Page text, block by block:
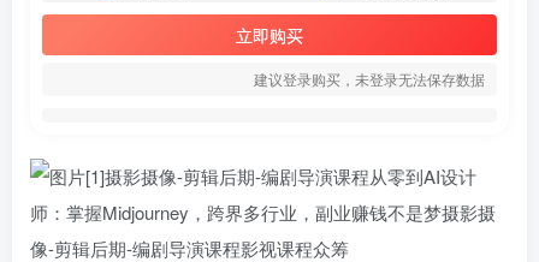
立即购买
建议登录购买，未登录无法保存数据